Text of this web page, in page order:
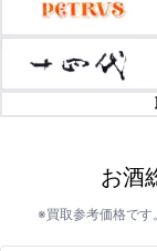
お酒
※買取参考価格です